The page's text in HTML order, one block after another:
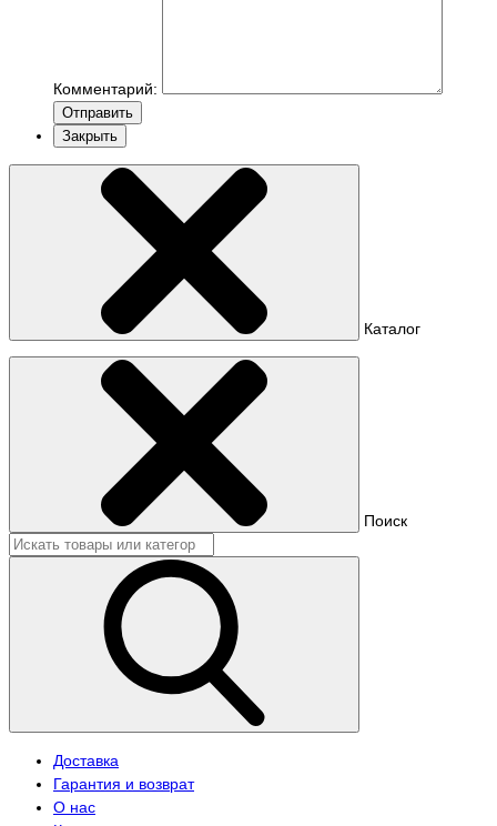
Комментарий:
Отправить
Закрыть
Каталог
Поиск
Доставка
Гарантия и возврат
О нас